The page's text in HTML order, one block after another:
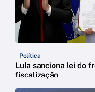
Política
Lula sanciona lei do
fiscalização